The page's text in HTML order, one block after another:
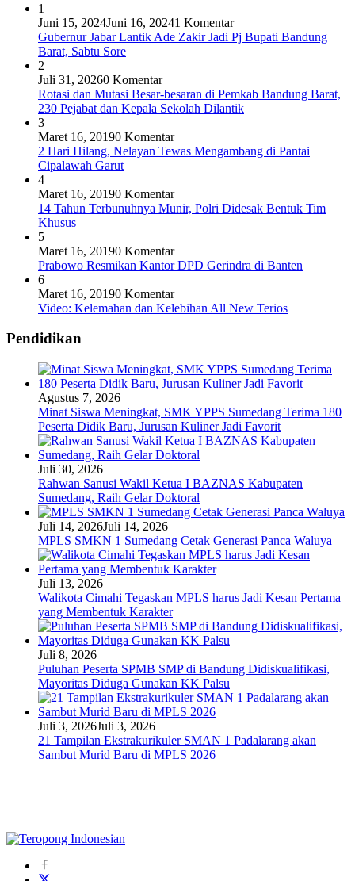
1
Juni 15, 2024Juni 16, 20241 Komentar
Gubernur Jabar Lantik Ade Zakir Jadi Pj Bupati Bandung
Barat, Sabtu Sore
2
Juli 31, 20260 Komentar
Rotasi dan Mutasi Besar-besaran di Pemkab Bandung Barat,
230 Pejabat dan Kepala Sekolah Dilantik
3
Maret 16, 20190 Komentar
2 Hari Hilang, Nelayan Tewas Mengambang di Pantai
Cipalawah Garut
4
Maret 16, 20190 Komentar
14 Tahun Terbunuhnya Munir, Polri Didesak Bentuk Tim
Khusus
5
Maret 16, 20190 Komentar
Prabowo Resmikan Kantor DPD Gerindra di Banten
6
Maret 16, 20190 Komentar
Video: Kelemahan dan Kelebihan All New Terios
Pendidikan
Agustus 7, 2026
Minat Siswa Meningkat, SMK YPPS Sumedang Terima 180
Peserta Didik Baru, Jurusan Kuliner Jadi Favorit
Juli 30, 2026
Rahwan Sanusi Wakil Ketua I BAZNAS Kabupaten
Sumedang, Raih Gelar Doktoral
Juli 14, 2026Juli 14, 2026
MPLS SMKN 1 Sumedang Cetak Generasi Panca Waluya
Juli 13, 2026
Walikota Cimahi Tegaskan MPLS harus Jadi Kesan Pertama
yang Membentuk Karakter
Juli 8, 2026
Puluhan Peserta SPMB SMP di Bandung Didiskualifikasi,
Mayoritas Diduga Gunakan KK Palsu
Juli 3, 2026Juli 3, 2026
21 Tampilan Ekstrakurikuler SMAN 1 Padalarang akan
Sambut Murid Baru di MPLS 2026